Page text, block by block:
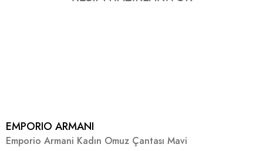
EMPORIO ARMANI
Emporio Armani Kadın Omuz Çantası Mavi